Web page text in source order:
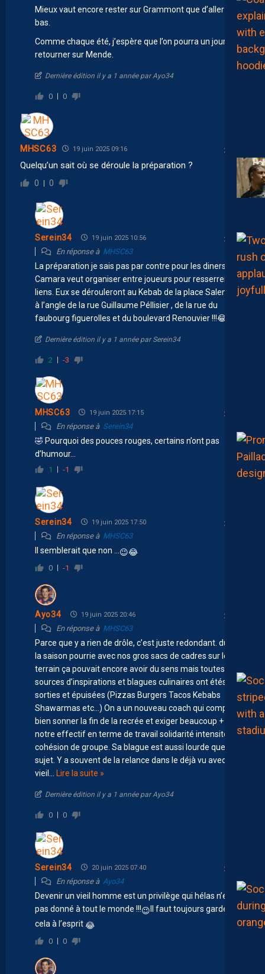
Mieux vaut encore rester sur Grammont que d’aller là
bas.
Comme chaque été, j’espère que l’on pourra un jour
retourner sur Mende.
Dernière édition il y a 1 année par Ayo34
0 0
MHSC63 19 juin 2025 09:16
Quelqu’un sait où se déroule la préparation ?
0 0
Serein34 19 juin 2025 10:56
En réponse à MHSC63
La préparation je sais pas par contre pour les diners que
Camara veut organiser entre joueurs pour resserrer les
liens. Eux se dérouleront au Kebab de la place Salengro
à l’angle de la rue Guillaume Péllisier , de la rue du
faubourg figuerolles et du boulevard Renouvier !!! 😂 😉
Dernière édition il y a 1 année par Serein34
2 -3
MHSC63 19 juin 2025 17:15
En réponse à Serein34
🤣 Pourquoi des pouces rouges, certains n’ont pas
d’humour…
1 -1
Serein34 19 juin 2025 17:50
En réponse à MHSC63
Il semblerait que non … 😉😂
0 -1
Ayo34 19 juin 2025 20:46
En réponse à MHSC63
Parce que y a rien de drôle, c’est juste redondant. durant
la saison pourrie avec nos gros sacs de cadres sur le
terrain ça pouvait encore avoir du sens mais toutes les
sources d’inspirations et blagues culinaires ont étés
sorties et épuisées (Pizzas Burgers Tacos Kebabs
Shawarmas etc…) On a un nouveau coach qui compte
bien sonner la fin de la recrée et exiger beaucoup + de
notre effectif en terme de travail solidarité intensité et
cohésion de groupe. Sa blague est aussi lourde que hors
sujet. Y a souvent de la relance dans le déjà vu avec ce
vieil
Lire la suite »
Dernière édition il y a 1 année par Ayo34
0 0
Serein34 20 juin 2025 07:40
En réponse à Ayo34
Devenir un vieil homme est un privilège qui hélas n’est
pas donné à tout le monde !!!😉Il faut toujours garder
cela à l’esprit😂
0 0